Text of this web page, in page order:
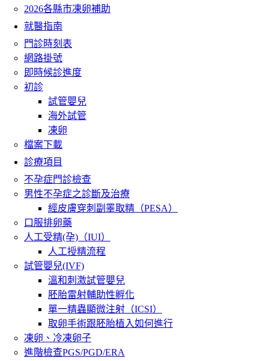
2026各縣市凍卵補助
就醫指南
門診時刻表
網路掛號
即時候診進度
初診
試管嬰兒
海外試管
凍卵
檔案下載
診療項目
不孕症門診檢查
男性不孕症之診斷及治療
經皮膚穿刺副睪取精（PESA）
口服排卵藥
人工受精(孕)（IUI）
人工授精流程
試管嬰兒(IVF)
溫和刺激試管嬰兒
胚胎雷射輔助性孵化
單一精蟲顯微注射（ICSI）
取卵手術跟胚胎植入如何進行
凍卵、冷凍卵子
進階檢查PGS/PGD/ERA